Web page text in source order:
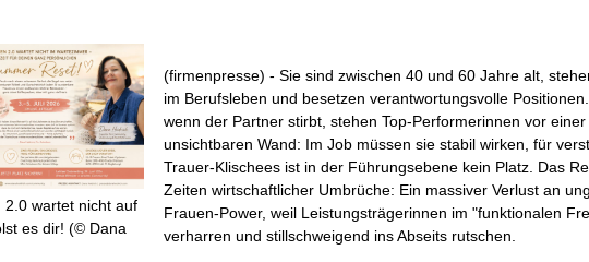
2.0 wartet nicht auf
es dir! (© Dana
(firmenpresse) - Sie sind zwischen 40 und 60 Jahre alt,
im Berufsleben und besetzen verantwortungsvolle
wenn der Partner stirbt, stehen Top-Performerinnen vor einer
unsichtbaren Wand: Im Job müssen sie stabil wirken, für
Trauer-Klischees ist in der Führungsebene kein Platz. Das
Zeiten wirtschaftlicher Umbrüche: Ein massiver Verlust an
Frauen-Power, weil Leistungsträgerinnen im "funktionalen
verharren und stillschweigend ins Abseits rutschen.